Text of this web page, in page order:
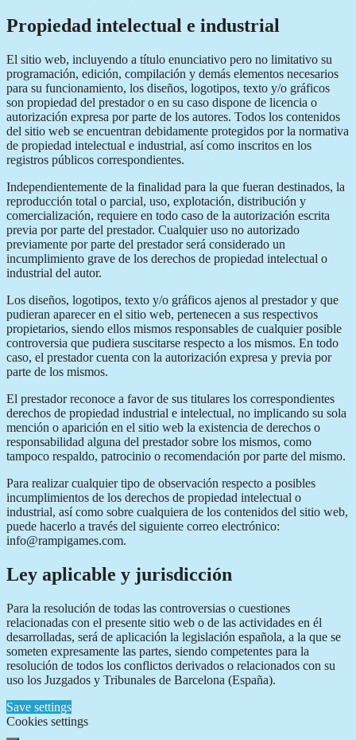
Propiedad intelectual e industrial
El sitio web, incluyendo a título enunciativo pero no limitativo su
programación, edición, compilación y demás elementos necesarios
para su funcionamiento, los diseños, logotipos, texto y/o gráficos
son propiedad del prestador o en su caso dispone de licencia o
autorización expresa por parte de los autores. Todos los contenidos
del sitio web se encuentran debidamente protegidos por la normativa
de propiedad intelectual e industrial, así como inscritos en los
registros públicos correspondientes.
Independientemente de la finalidad para la que fueran destinados, la
reproducción total o parcial, uso, explotación, distribución y
comercialización, requiere en todo caso de la autorización escrita
previa por parte del prestador. Cualquier uso no autorizado
previamente por parte del prestador será considerado un
incumplimiento grave de los derechos de propiedad intelectual o
industrial del autor.
Los diseños, logotipos, texto y/o gráficos ajenos al prestador y que
pudieran aparecer en el sitio web, pertenecen a sus respectivos
propietarios, siendo ellos mismos responsables de cualquier posible
controversia que pudiera suscitarse respecto a los mismos. En todo
caso, el prestador cuenta con la autorización expresa y previa por
parte de los mismos.
El prestador reconoce a favor de sus titulares los correspondientes
derechos de propiedad industrial e intelectual, no implicando su sola
mención o aparición en el sitio web la existencia de derechos o
responsabilidad alguna del prestador sobre los mismos, como
tampoco respaldo, patrocinio o recomendación por parte del mismo.
Para realizar cualquier tipo de observación respecto a posibles
incumplimientos de los derechos de propiedad intelectual o
industrial, así como sobre cualquiera de los contenidos del sitio web,
puede hacerlo a través del siguiente correo electrónico:
info@rampigames.com.
Ley aplicable y jurisdicción
Para la resolución de todas las controversias o cuestiones
relacionadas con el presente sitio web o de las actividades en él
desarrolladas, será de aplicación la legislación española, a la que se
someten expresamente las partes, siendo competentes para la
resolución de todos los conflictos derivados o relacionados con su
uso los Juzgados y Tribunales de Barcelona (España).
Save settings
Cookies settings